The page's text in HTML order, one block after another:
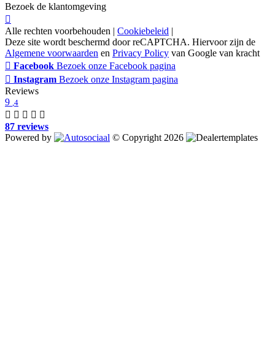
Bezoek de klantomgeving
Alle rechten voorbehouden | Cookiebeleid |
Deze site wordt beschermd door reCAPTCHA. Hiervoor zijn de
Algemene voorwaarden en Privacy Policy van Google van kracht
Facebook Bezoek onze Facebook pagina
Instagram Bezoek onze Instagram pagina
Reviews
9 ,4
87 reviews
Powered by
© Copyright 2026